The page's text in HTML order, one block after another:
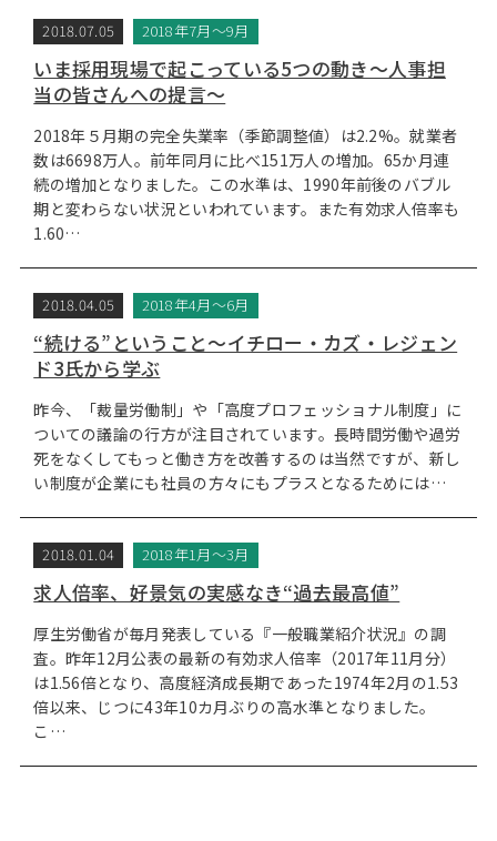
2018.07.05 2018年7月～9月
いま採用現場で起こっている5つの動き～人事担
当の皆さんへの提言～
2018年５月期の完全失業率（季節調整値）は2.2%。就業者
数は6698万人。前年同月に比べ151万人の増加。65か月連
続の増加となりました。この水準は、1990年前後のバブル
期と変わらない状況といわれています。また有効求人倍率も
1.60…
2018.04.05 2018年4月～6月
“続ける”ということ～イチロー・カズ・レジェン
ド3氏から学ぶ
昨今、「裁量労働制」や「高度プロフェッショナル制度」に
ついての議論の行方が注目されています。長時間労働や過労
死をなくしてもっと働き方を改善するのは当然ですが、新し
い制度が企業にも社員の方々にもプラスとなるためには…
2018.01.04 2018年1月～3月
求人倍率、好景気の実感なき“過去最高値”
厚生労働省が毎月発表している『一般職業紹介状況』の調
査。昨年12月公表の最新の有効求人倍率（2017年11月分）
は1.56倍となり、高度経済成長期であった1974年2月の1.53
倍以来、じつに43年10カ月ぶりの高水準となりました。
こ…